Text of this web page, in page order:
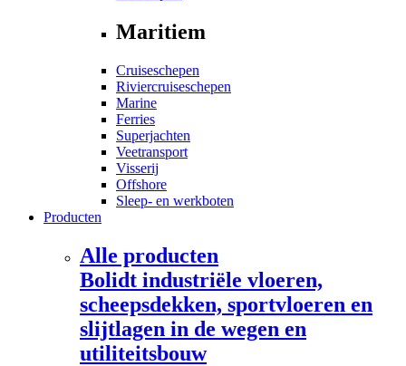
Maritiem
Cruiseschepen
Riviercruiseschepen
Marine
Ferries
Superjachten
Veetransport
Visserij
Offshore
Sleep- en werkboten
Producten
Alle producten
Bolidt industriële vloeren,
scheepsdekken, sportvloeren en
slijtlagen in de wegen en
utiliteitsbouw